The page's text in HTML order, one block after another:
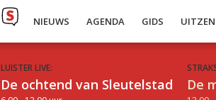
NIEUWS AGENDA GIDS
LUISTER LIVE:
De ochtend van Sleutelstad De